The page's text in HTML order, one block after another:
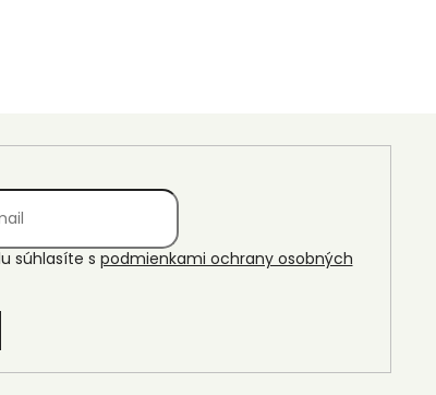
súhlasíte s podmienkami ochrany osobných